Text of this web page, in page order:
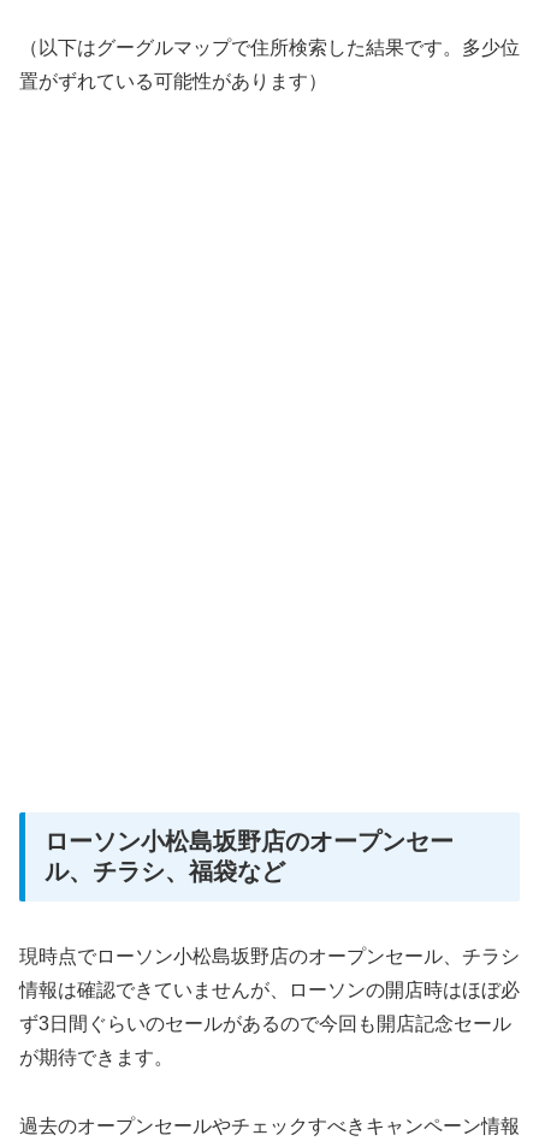
（以下はグーグルマップで住所検索した結果です。多少位
置がずれている可能性があります）
ローソン小松島坂野店のオープンセー
ル、チラシ、福袋など
現時点でローソン小松島坂野店のオープンセール、チラシ
情報は確認できていませんが、ローソンの開店時はほぼ必
ず3日間ぐらいのセールがあるので今回も開店記念セール
が期待できます。
過去のオープンセールやチェックすべきキャンペーン情報